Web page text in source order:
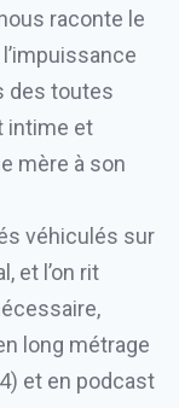
raconte le
des toutes
intime et
mère à son
véhiculés sur
et l’on rit
long métrage
et en podcast